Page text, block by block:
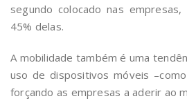
segundo colocado nas
45% delas.
A mobilidade também é uma
uso de dispositivos móveis
forçando as empresas a aderir ao